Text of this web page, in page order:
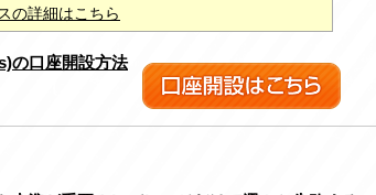
の詳細はこちら
の口座開設方法